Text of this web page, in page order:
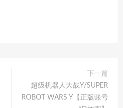
下一篇
超级机器人大战Y/SUPER
ROBOT WARS Y【正版账号